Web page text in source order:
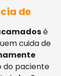
de
é
cuida de
do paciente